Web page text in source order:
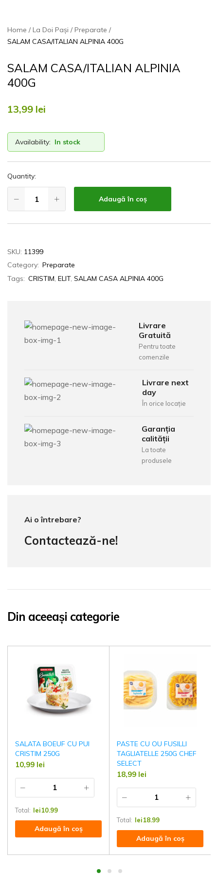
Home La Doi Pași
Preparate
SALAM CASA/ITALIAN ALPINIA 400G
SALAM CASA/ITALIAN ALPINIA
400G
13,99 lei
Availability: In stock
Quantity:
Adaugă în coș
SKU: 11399
Category: Preparate
Tags: CRISTIM, ELIT, SALAM CASA ALPINIA 400G
Livrare
Gratuită
Pentru toate
comenzile
Livrare next
day
În orice locație
Garanția
calității
La toate
produsele
Ai o întrebare?
Contactează-ne!
Din aceeași categorie
SALATA BOEUF CU PUI
CRISTIM 250G
10,99 lei
Total: lei10.99
Adaugă în coș
PASTE CU OU FUSILLI
TAGLIATELLE 250G CHEF
SELECT
18,99 lei
Total: lei18.99
Adaugă în coș